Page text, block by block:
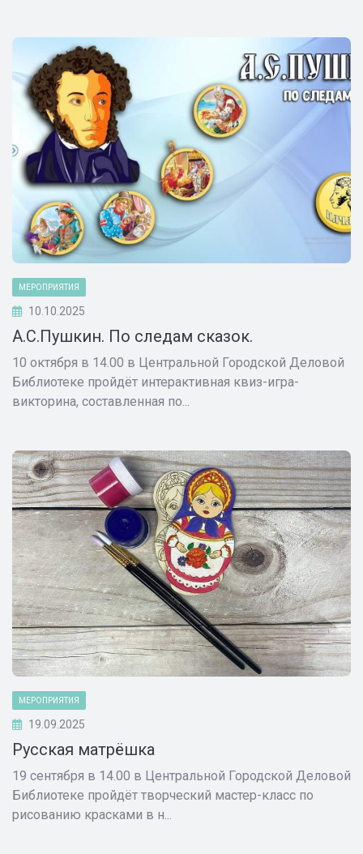
МЕРОПРИЯТИЯ
10.10.2025
А.С.Пушкин. По следам сказок.
10 октября в 14.00 в Центральной Городской Деловой
Библиотеке пройдёт интерактивная квиз-игра-
викторина, составленная по...
МЕРОПРИЯТИЯ
19.09.2025
Русская матрёшка
19 сентября в 14.00 в Центральной Городской Деловой
Библиотеке пройдёт творческий мастер-класс по
рисованию красками в н...